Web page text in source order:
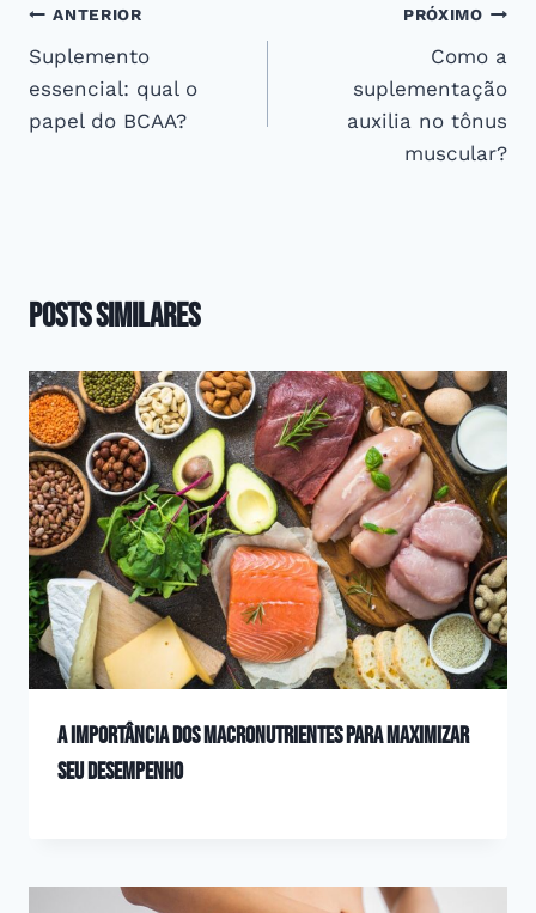
Navegação
de
Post
ANTERIOR
Suplemento
essencial: qual o
papel do BCAA?
PRÓXIMO
Como a
suplementação
auxilia no tônus
muscular?
Posts Similares
A importância dos macronutrientes para maximizar
seu desempenho